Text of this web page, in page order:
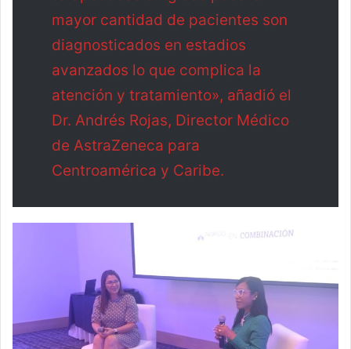
mayor cantidad de pacientes son
diagnosticados en estadios
avanzados lo que complica la
atención y tratamiento», añadió el
Dr. Andrés Rojas, Director Médico
de AstraZeneca para
Centroamérica y Caribe.